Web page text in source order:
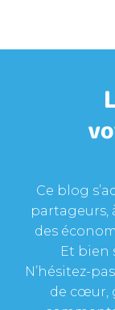
Ce blog
partageurs,
des
Et bien
N’hésitez-
de cœur,